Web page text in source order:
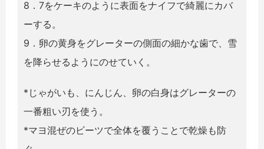
8．7をケーキのように表面をナイフで綺麗にカバ
ーする。
9．卵の黄身をグレーターの側面の細かな歯で、雪
を降らせるようにのせていく。
*じゃがいも、にんじん、卵の白身はグレーターの
一番粗い刃を使う。
*マヨ混ぜのビーツで全体を覆うことで乾燥も防